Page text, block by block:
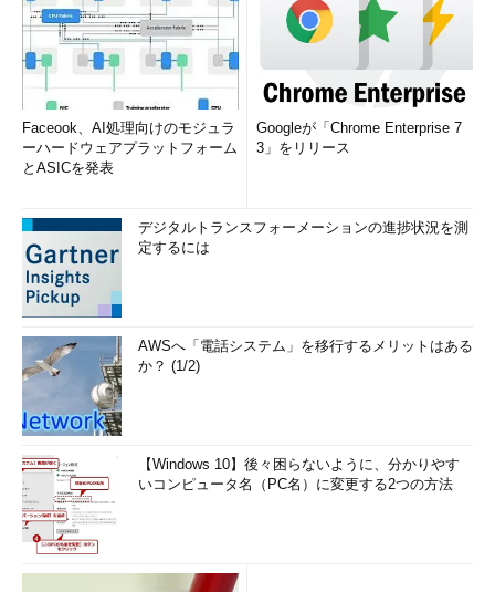
Faceook、AI処理向けのモジュラ
ーハードウェアプラットフォーム
とASICを発表
Googleが「Chrome Enterprise 7
3」をリリース
デジタルトランスフォーメーションの進捗状況を測
定するには
AWSへ「電話システム」を移行するメリットはある
か？ (1/2)
【Windows 10】後々困らないように、分かりやす
いコンピュータ名（PC名）に変更する2つの方法